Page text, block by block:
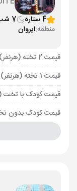
4 ستاره
7 شب
منطقه:ایروان
قیمت 2 تخته (هرنفر)
قیمت 1 تخته (هرنفر)
قیمت کودک با تخت
قیمت کودک بدون